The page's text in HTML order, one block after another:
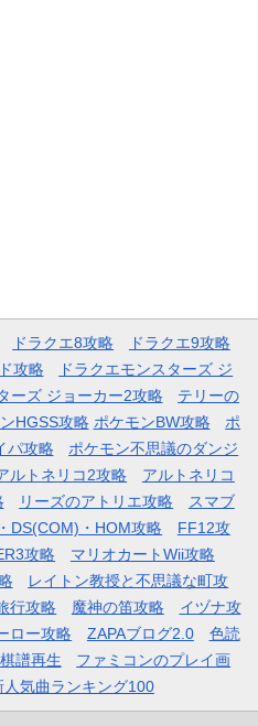
ドラクエ8攻略
ドラクエ9攻略
攻略
ドラクエモンスターズ ジ
ーズ ジョーカー2攻略
テリーの
HGSS攻略 ポケモンBW攻略
ポ
パ攻略
ポケモン不思議のダンジ
ルトネリコ2攻略
アルトネリコ
リーズのアトリエ攻略
スマブ
DS(COM)・HOM攻略
FF12攻
攻略
マリオカートWii攻略
レイトン教授と不思議な町攻
行攻略 魔神の笛攻略
イヅナ攻
ロー攻略 ZAPAブログ2.0
色読
譜再生
ファミコンのプレイ画
人気曲ランキング100